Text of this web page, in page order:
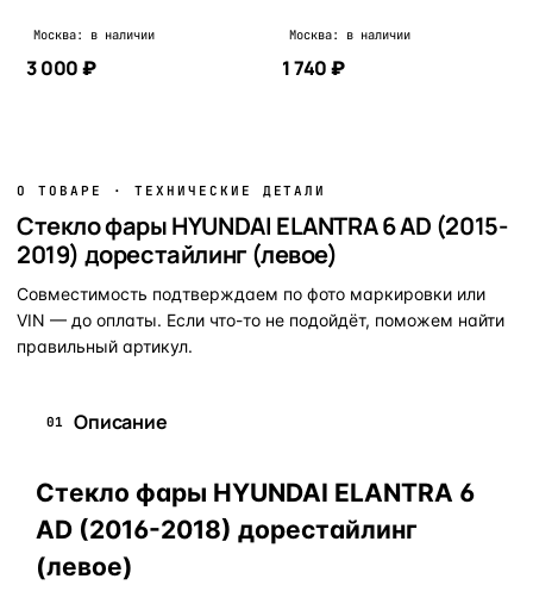
Москва: в наличии
3 000 ₽
Москва: в наличии
1 740 ₽
О ТОВАРЕ · ТЕХНИЧЕСКИЕ ДЕТАЛИ
Стекло фары HYUNDAI ELANTRA 6 AD (2015-
2019) дорестайлинг (левое)
Совместимость подтверждаем по фото маркировки или
VIN — до оплаты. Если что-то не подойдёт, поможем найти
правильный артикул.
01 Описание
Стекло фары HYUNDAI ELANTRA 6
AD (2016-2018) дорестайлинг
(левое)